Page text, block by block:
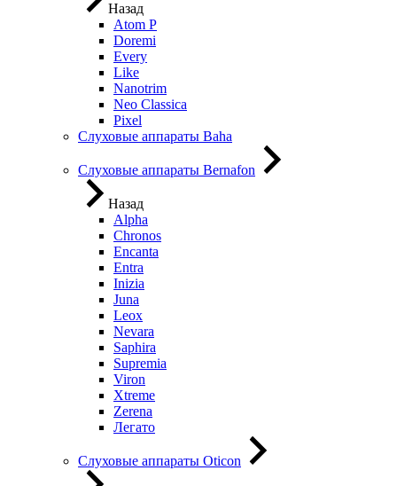
Назад
Atom P
Doremi
Every
Like
Nanotrim
Neo Classica
Pixel
Слуховые аппараты Baha
Слуховые аппараты Bernafon
Назад
Alpha
Chronos
Encanta
Entra
Inizia
Juna
Leox
Nevara
Saphira
Supremia
Viron
Xtreme
Zerena
Легато
Слуховые аппараты Oticon